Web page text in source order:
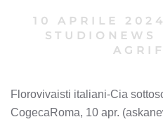
10 APRILE 2024
STUDIONEWS
Florovivaisti italiani-Cia
CogecaRoma, 10 apr.